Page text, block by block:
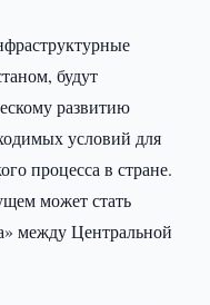
будут
развитию
условий для
процесса в стране.
может стать
между Центральной